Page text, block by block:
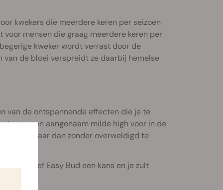
kwekers die meerdere keren per seizoen
mensen die graag meerdere keren per
kweker wordt verrast door de
van de bloei verspreidt ze daarbij hemelse
van de ontspannende effecten die je te
voor een aangenaam milde high voor in de
Maar dan zonder overweldigd te
zijn. Geef Easy Bud een kans en je zult